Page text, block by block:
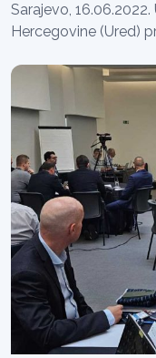
Sarajevo,
Hercegovine (Ured)